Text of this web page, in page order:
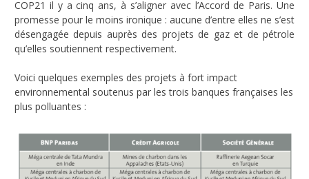
COP21 il y a cinq ans, à s’aligner avec l’Accord de Paris. Une
promesse pour le moins ironique : aucune d’entre elles ne s’est
désengagée depuis auprès des projets de gaz et de pétrole
qu’elles soutiennent respectivement.
Voici quelques exemples des projets à fort impact
environnemental soutenus par les trois banques françaises les
plus polluantes :